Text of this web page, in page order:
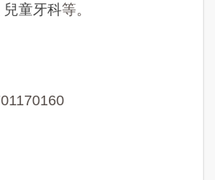
兒童牙科等。